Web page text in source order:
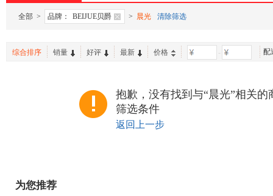
全部 > 品牌： BEIJUE贝爵 > 晨光 清除筛选
综合排序 销量 好评 最新 价格 - 配
抱歉，没有找到与“晨光”相关
筛选条件
返回上一步
为您推荐
加